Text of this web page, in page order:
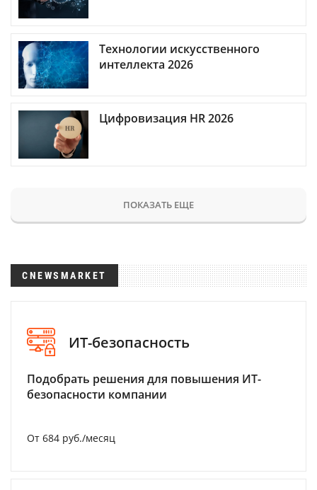
Технологии искусственного
интеллекта 2026
Цифровизация HR 2026
ПОКАЗАТЬ ЕЩЕ
CNEWSMARKET
ИТ-безопасность
Подобрать решения для повышения ИТ-
безопасности компании
От 684 руб./месяц